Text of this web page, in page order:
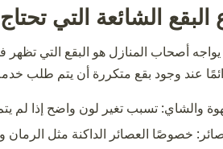
البقع الشائعة التي
يواجه أصحاب المنازل هو البقع التي تظهر
عند وجود بقع متكررة أن يتم طلب
والشاي: تسبب تغير لون واضح إذا لم
خصوصًا العصائر الداكنة مثل الرمان